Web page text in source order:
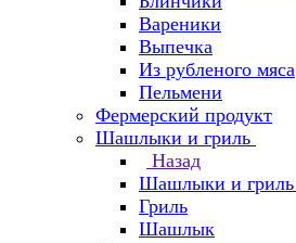
Вареники
Выпечка
Из рубленого мяса
Пельмени
Фермерский продукт
Шашлыки и гриль
Назад
Шашлыки и гриль
Гриль
Шашлык